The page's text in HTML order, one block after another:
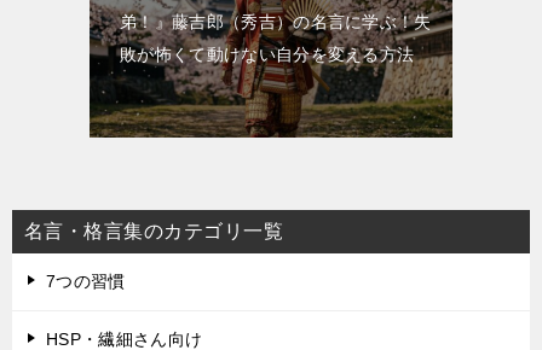
弟！』藤吉郎（秀吉）の名言に学ぶ！失
敗が怖くて動けない自分を変える方法
名言・格言集のカテゴリ一覧
7つの習慣
HSP・繊細さん向け